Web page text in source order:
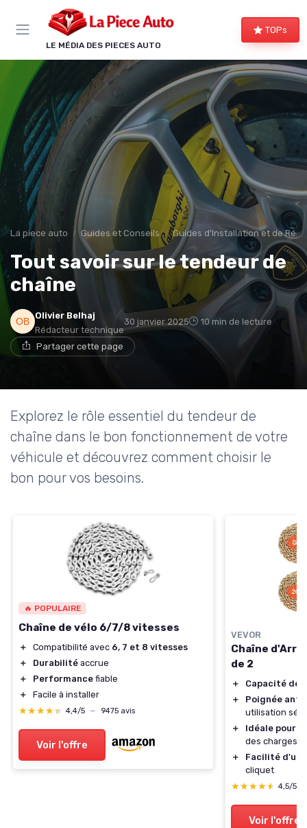
LE MÉDIA DES PIECES AUTO
TOPs
La piece auto Guides et Conseils Guides d'Installation et de
Tout savoir sur le tendeur de
chaîne
Olivier Belhaj
Rédacteur technique
30 janvier 2025 10 min de lecture
Partager cette page
Explorez le rôle essentiel du tendeur de
chaîne dans le bon fonctionnement de votre
véhicule et découvrez comment choisir le
bon pour vos besoins.
🔥 POPULAIRE
Chaîne de vélo 6/7/8 vitesses
＋ Compatibilité avec 6, 7 et 8 vitesses
＋
Durabilité accrue
＋
Performance fiable
＋
Facile à installer
★★★★★
★★★★★ 4,4/5 — 9475 avis
Voir l'offre
VEVOR
Chaîne
de 2
＋
Capacité de
＋
Poignée
utilisation
＋
Idéale pour
des charges
＋
Facilité
cliquet
★★★★★
★★★★★ 4,5/5
Voir l'offre
Panneau de gestion des cookies